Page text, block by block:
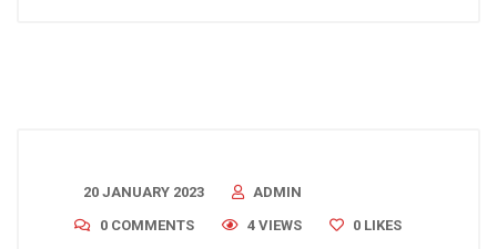
20 JANUARY 2023
ADMIN
0 COMMENTS
4 VIEWS 0 LIKES